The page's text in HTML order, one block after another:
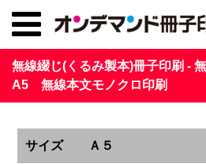
無線綴じ(くるみ製本)冊子印刷 -
A5 無線本文モノクロ印刷
サイズ Ａ５